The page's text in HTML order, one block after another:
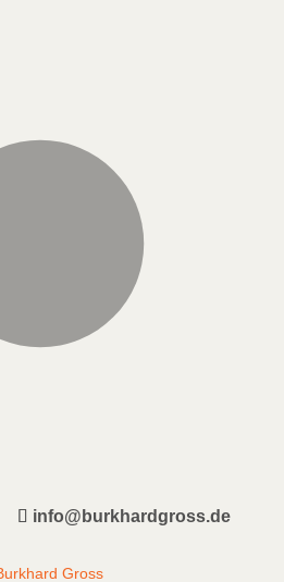
info@burkhardgross.de